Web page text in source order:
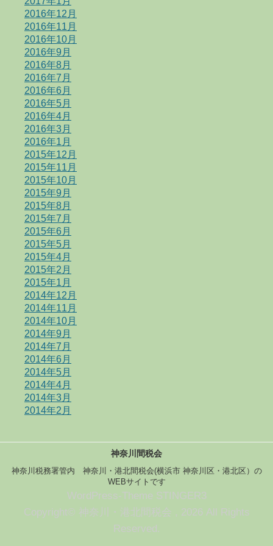
2016年12月
2016年11月
2016年10月
2016年9月
2016年8月
2016年7月
2016年6月
2016年5月
2016年4月
2016年3月
2016年1月
2015年12月
2015年11月
2015年10月
2015年9月
2015年8月
2015年7月
2015年6月
2015年5月
2015年4月
2015年2月
2015年1月
2014年12月
2014年11月
2014年10月
2014年9月
2014年7月
2014年6月
2014年5月
2014年4月
2014年3月
2014年2月
神奈川間税会
神奈川税務署管内 神奈川・港北間税会(横浜市 神奈川区・港北区）の
WEBサイトです
WordPress-Theme STINGER3
Copyright© 神奈川・港北間税会 , 2026 All Rights
Reserved.